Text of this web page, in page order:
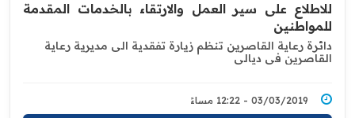
للاطلاع على سير العمل والارتقاء بالخدمات المقدمة
للمواطنين
دائرة رعاية القاصرين تنظم زيارة تفقدية الى مديرية رعاية
القاصرين ‏في ديالى ‏
03/03/2019 - 12:22 مساءً